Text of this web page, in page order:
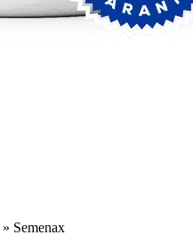
» Semenax